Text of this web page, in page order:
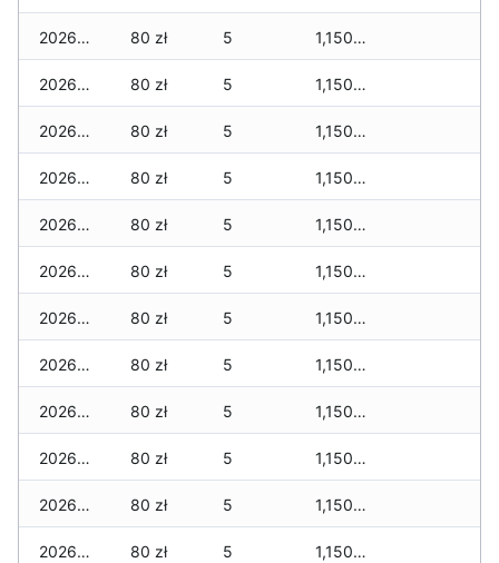
2026-02-12 80 zł 5 1,150 zł
2026-02-11 80 zł 5 1,150 zł
2026-02-10 80 zł 5 1,150 zł
2026-02-09 80 zł 5 1,150 zł
2026-02-08 80 zł 5 1,150 zł
2026-02-07 80 zł 5 1,150 zł
2026-02-06 80 zł 5 1,150 zł
2026-02-05 80 zł 5 1,150 zł
2026-02-04 80 zł 5 1,150 zł
2026-02-03 80 zł 5 1,150 zł
2026-02-02 80 zł 5 1,150 zł
2026-02-01 80 zł 5 1,150 zł